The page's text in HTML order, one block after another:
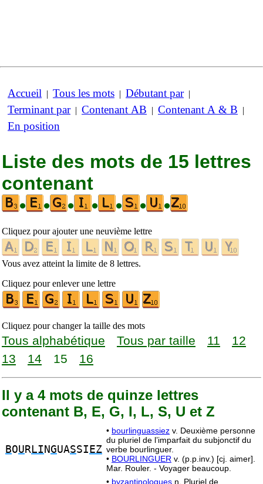
Accueil | Tous les mots | Débutant par|
Terminant par| Contenant AB | Contenant A & B |
En position
Liste des mots de 15 lettres
contenant
•
• • • • • •
Cliquez pour ajouter une neuvième lettre
Vous avez atteint la limite de 8 lettres.
Cliquez pour enlever une lettre
Cliquez pour changer la taille des mots
Tous alphabétique Tous par taille 11
12
13
14 15 16
Il y a 4 mots de quinze lettres
contenant B, E, G, I, L, S, U et Z
BOU RLI NGUASSI EZ
• bourlinguassiez v. Deuxième personne
du pluriel de l’imparfait du subjonctif du
verbe bourlinguer.
• BOURLINGUER v. (p.p.inv.) [cj. aimer].
Mar. Rouler. - Voyager beaucoup.
• byzantinologues n. Pluriel de